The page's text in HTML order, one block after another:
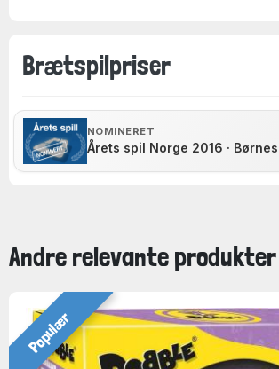
Brætspilpriser
NOMINERET
Årets spil Norge 2016 ·
Andre relevante produkter
Populær